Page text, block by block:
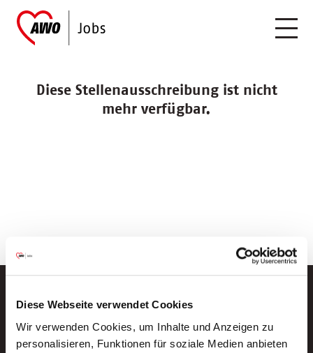
Diese Webseite verwendet Cookies
Wir verwenden Cookies, um Inhalte und Anzeigen zu
personalisieren, Funktionen für soziale Medien anbieten
Diese Stellenausschreibung ist nicht
mehr verfügbar.
Neue Stellen per E-Mail.